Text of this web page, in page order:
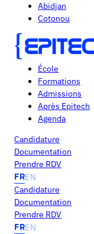
Abidjan
Cotonou
École
Formations
Admissions
Après Epitech
Agenda
Candidature
Documentation
Prendre RDV
FREN
Candidature
Documentation
Prendre RDV
FREN